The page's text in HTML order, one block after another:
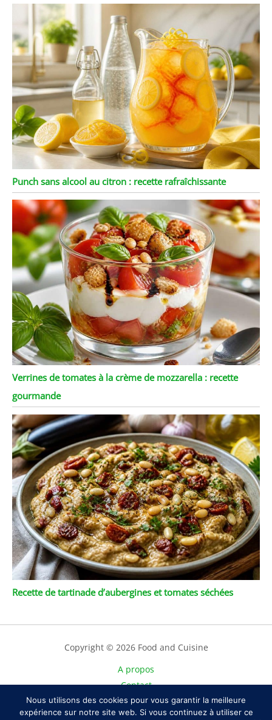
Punch sans alcool au citron : recette rafraîchissante
Verrines de tomates à la crème de mozzarella : recette
gourmande
Recette de tartinade d’aubergines et tomates séchées
Copyright © 2026 Food and Cuisine
A propos
Contact
Plan du site
Mentions légales
Nous utilisons des cookies pour vous garantir la meilleure
expérience sur notre site web. Si vous continuez à utiliser ce